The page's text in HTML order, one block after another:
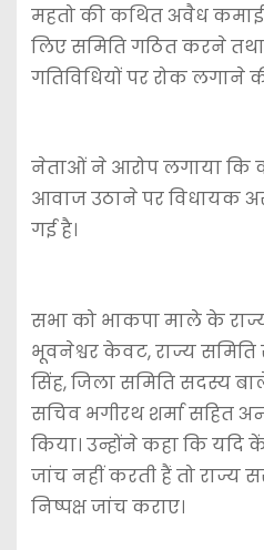
महतो की कथित अवैध
लिए समिति गठित करने
गतिविधियों पर रोक लगाने
नेताओं ने आरोप लगाया कि
आवाज उठाने पर विधायक
गई है।
सभा को भाकपा माले के
भूवनेश्वर केवट, राज्य
सिंह, जिला समिति सदस्य
सचिव भगीरथ शर्मा सहित
किया। उन्होंने कहा कि यदि
जांच नहीं करती हैं तो राज्य
निष्पक्ष जांच कराए।